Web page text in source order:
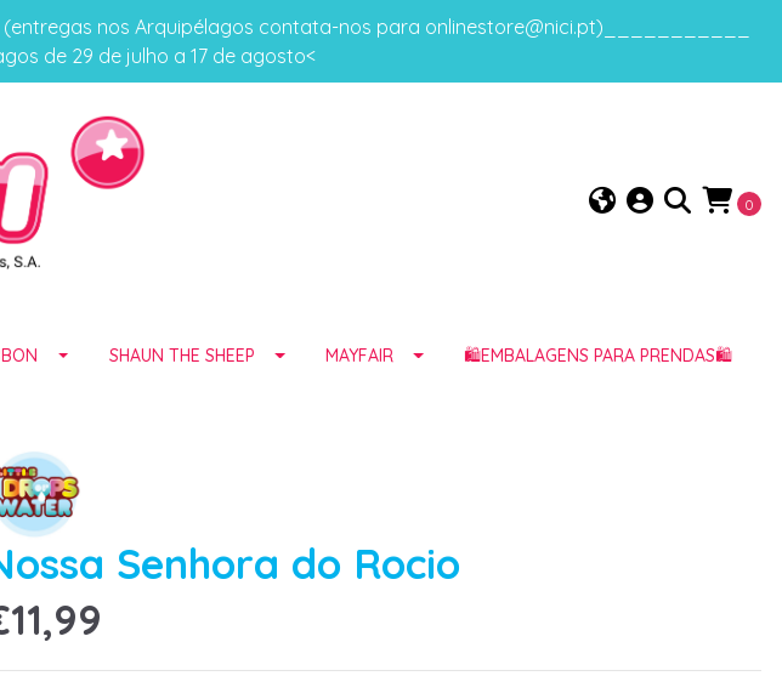
nos Arquipélagos contata-nos para onlinestore@nici.pt)___________
de 29 de julho a 17 de agosto<
0
SHAUN THE SHEEP MAYFAIR 🛍️EMBALAGENS PARA PRENDAS🛍️
Senhora do Rocio